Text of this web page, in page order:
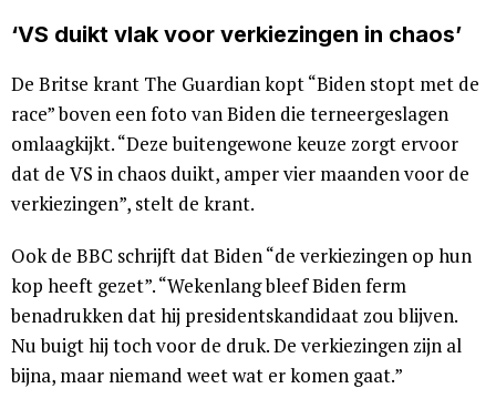
‘VS duikt vlak voor verkiezingen in chaos’
De Britse krant The Guardian kopt “Biden stopt met de
race” boven een foto van Biden die terneergeslagen
omlaagkijkt. “Deze buitengewone keuze zorgt ervoor
dat de VS in chaos duikt, amper vier maanden voor de
verkiezingen”, stelt de krant.
Ook de BBC schrijft dat Biden “de verkiezingen op hun
kop heeft gezet”. “Wekenlang bleef Biden ferm
benadrukken dat hij presidentskandidaat zou blijven.
Nu buigt hij toch voor de druk. De verkiezingen zijn al
bijna, maar niemand weet wat er komen gaat.”